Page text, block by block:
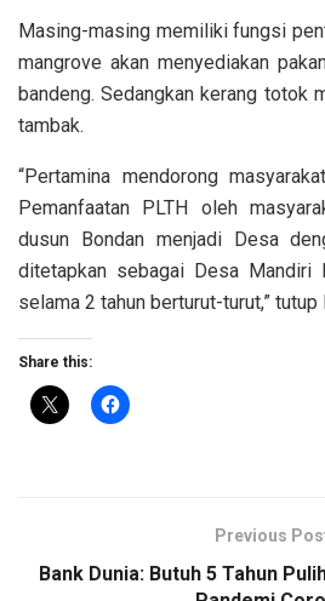
Masing-masing memiliki fungsi
mangrove akan menyediakan
bandeng. Sedangkan kerang totok
tambak.
“Pertamina mendorong
Pemanfaatan PLTH oleh
dusun Bondan menjadi Desa
ditetapkan sebagai Desa Mandiri
selama 2 tahun berturut-turut,” tutup
Share this:
Previous
Bank Dunia: Butuh 5 Tahun